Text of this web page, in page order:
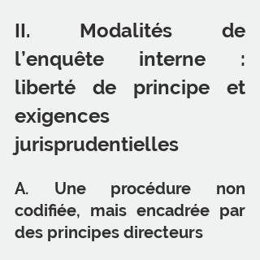
II. Modalités de
l’enquête interne :
liberté de principe et
exigences
jurisprudentielles
A. Une procédure non
codifiée, mais encadrée par
des principes directeurs